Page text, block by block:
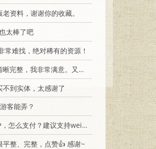
老资料，谢谢你的收藏。
太棒了吧
常难找，绝对稀有的资源！
，我非常满意。又及，这本《话语的真相》...
不到实体，太感谢了
客能弄？
么支付？建议支持weixin支付
平整、完整，点赞👍 感谢~